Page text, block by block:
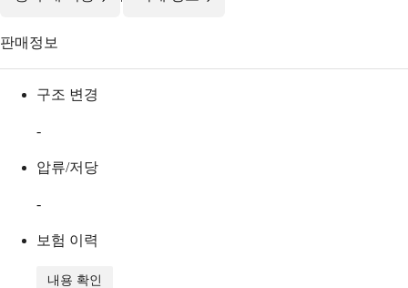
판매정보
구조 변경
-
압류/저당
-
보험 이력
내용 확인